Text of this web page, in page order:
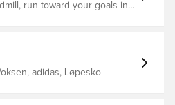
run toward your goals in
perfect for all-day
midsole Weight: 304 g
adidas, Løpesko